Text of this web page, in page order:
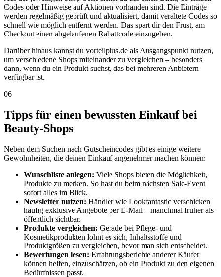
Codes oder Hinweise auf Aktionen vorhanden sind. Die Einträge
werden regelmäßig geprüft und aktualisiert, damit veraltete Codes so
schnell wie möglich entfernt werden. Das spart dir den Frust, am
Checkout einen abgelaufenen Rabattcode einzugeben.
Darüber hinaus kannst du vorteilplus.de als Ausgangspunkt nutzen,
um verschiedene Shops miteinander zu vergleichen – besonders
dann, wenn du ein Produkt suchst, das bei mehreren Anbietern
verfügbar ist.
06
Tipps für einen bewussten Einkauf bei
Beauty-Shops
Neben dem Suchen nach Gutscheincodes gibt es einige weitere
Gewohnheiten, die deinen Einkauf angenehmer machen können:
Wunschliste anlegen: Viele Shops bieten die Möglichkeit,
Produkte zu merken. So hast du beim nächsten Sale-Event
sofort alles im Blick.
Newsletter nutzen: Händler wie Lookfantastic verschicken
häufig exklusive Angebote per E-Mail – manchmal früher als
öffentlich sichtbar.
Produkte vergleichen: Gerade bei Pflege- und
Kosmetikprodukten lohnt es sich, Inhaltsstoffe und
Produktgrößen zu vergleichen, bevor man sich entscheidet.
Bewertungen lesen: Erfahrungsberichte anderer Käufer
können helfen, einzuschätzen, ob ein Produkt zu den eigenen
Bedürfnissen passt.